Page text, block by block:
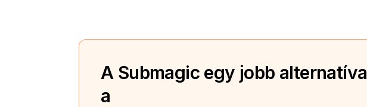
A Submagic egy jobb alternatíva
a